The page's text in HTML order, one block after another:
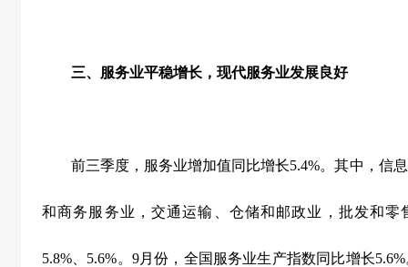
三、服务业平稳增长，现代服务业发展良好
前三季度，服务业增加值同比增长5.4%。其中，信
和商务服务业，交通运输、仓储和邮政业，批发和零
5.8% 5.6%。 9月份，全国服务业生产指数同比增长5.6%